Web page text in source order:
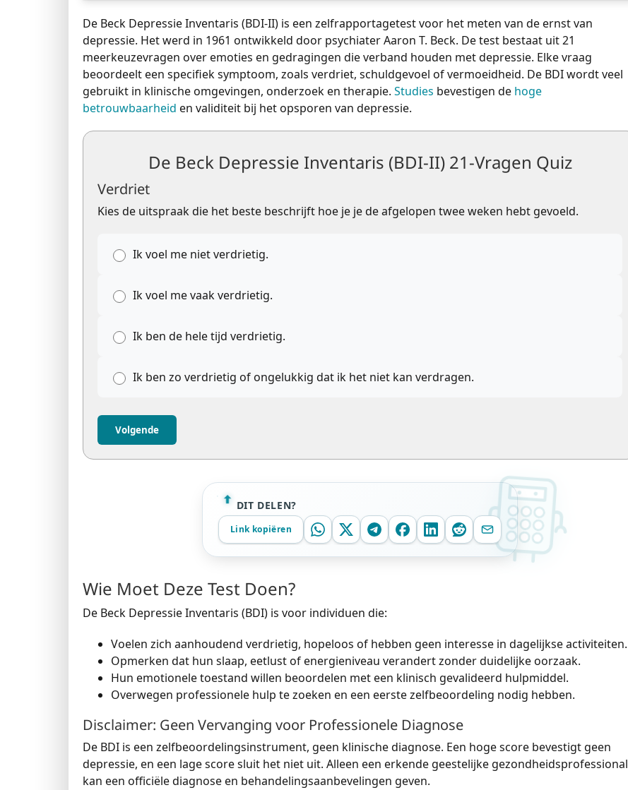
De Beck Depressie Inventaris (BDI-II) is een zelfrapportagetest voor het meten van de ernst van
depressie. Het werd in 1961 ontwikkeld door psychiater Aaron T. Beck. De test bestaat uit 21
meerkeuzevragen over emoties en gedragingen die verband houden met depressie. Elke vraag
beoordeelt een specifiek symptoom, zoals verdriet, schuldgevoel of vermoeidheid. De BDI wordt veel
gebruikt in klinische omgevingen, onderzoek en therapie. Studies bevestigen de hoge
betrouwbaarheid en validiteit bij het opsporen van depressie.
De Beck Depressie Inventaris (BDI-II) 21-Vragen Quiz
Verdriet
Kies de uitspraak die het beste beschrijft hoe je je de afgelopen twee weken hebt gevoeld.
Ik voel me niet verdrietig.
Ik voel me vaak verdrietig.
Ik ben de hele tijd verdrietig.
Ik ben zo verdrietig of ongelukkig dat ik het niet kan verdragen.
Volgende
DIT DELEN?
Link kopiëren
Wie Moet Deze Test Doen?
De Beck Depressie Inventaris (BDI) is voor individuen die:
Voelen zich aanhoudend verdrietig, hopeloos of hebben geen interesse in dagelijkse activiteiten.
Opmerken dat hun slaap, eetlust of energieniveau verandert zonder duidelijke oorzaak.
Hun emotionele toestand willen beoordelen met een klinisch gevalideerd hulpmiddel.
Overwegen professionele hulp te zoeken en een eerste zelfbeoordeling nodig hebben.
Disclaimer: Geen Vervanging voor Professionele Diagnose
De BDI is een zelfbeoordelingsinstrument, geen klinische diagnose. Een hoge score bevestigt geen
depressie, en een lage score sluit het niet uit. Alleen een erkende geestelijke gezondheidsprofessional
kan een officiële diagnose en behandelingsaanbevelingen geven.